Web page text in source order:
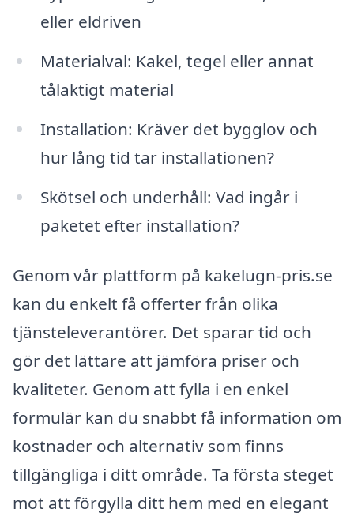
eller eldriven
Materialval: Kakel, tegel eller annat
tålaktigt material
Installation: Kräver det bygglov och
hur lång tid tar installationen?
Skötsel och underhåll: Vad ingår i
paketet efter installation?
Genom vår plattform på kakelugn-pris.se
kan du enkelt få offerter från olika
tjänsteleverantörer. Det sparar tid och
gör det lättare att jämföra priser och
kvaliteter. Genom att fylla i en enkel
formulär kan du snabbt få information om
kostnader och alternativ som finns
tillgängliga i ditt område. Ta första steget
mot att förgylla ditt hem med en elegant